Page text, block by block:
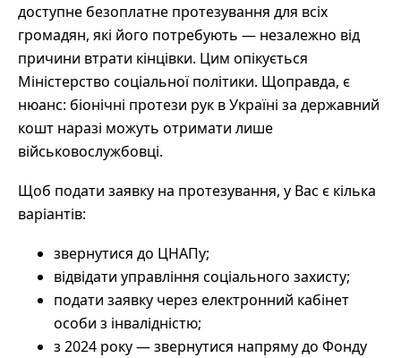
доступне безоплатне протезування для всіх
громадян, які його потребують — незалежно від
причини втрати кінцівки. Цим опікується
Міністерство соціальної політики. Щоправда, є
нюанс: біонічні протези рук в Україні за державний
кошт наразі можуть отримати лише
військовослужбовці.
Щоб подати заявку на протезування, у Вас є кілька
варіантів:
звернутися до ЦНАПу;
відвідати управління соціального захисту;
подати заявку через електронний кабінет
особи з інвалідністю;
з 2024 року — звернутися напряму до Фонду